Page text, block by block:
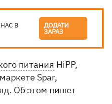
В ДОДАТИ
ЗАРАЗ
питания HiPP,
Spar,
Об этом пишет